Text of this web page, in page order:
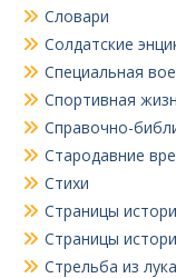
Словари
Солдатские
Специальная
Спортивная
Справочно-
Стародавние
Стихи
Страницы
Страницы
Стрельба из лука